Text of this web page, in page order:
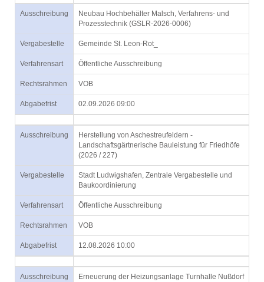
Ausschreibung
Neubau Hochbehälter Malsch, Verfahrens- und
Prozesstechnik (GSLR-2026-0006)
Vergabestelle Gemeinde St. Leon-Rot_
Verfahrensart Öffentliche Ausschreibung
Rechtsrahmen VOB
Abgabefrist 02.09.2026 09:00
Ausschreibung
Herstellung von Aschestreufeldern -
Landschaftsgärtnerische Bauleistung für Friedhöfe
(2026 / 227)
Vergabestelle
Stadt Ludwigshafen, Zentrale Vergabestelle und
Baukoordinierung
Verfahrensart Öffentliche Ausschreibung
Rechtsrahmen VOB
Abgabefrist 12.08.2026 10:00
Ausschreibung
Erneuerung der Heizungsanlage Turnhalle Nußdorf